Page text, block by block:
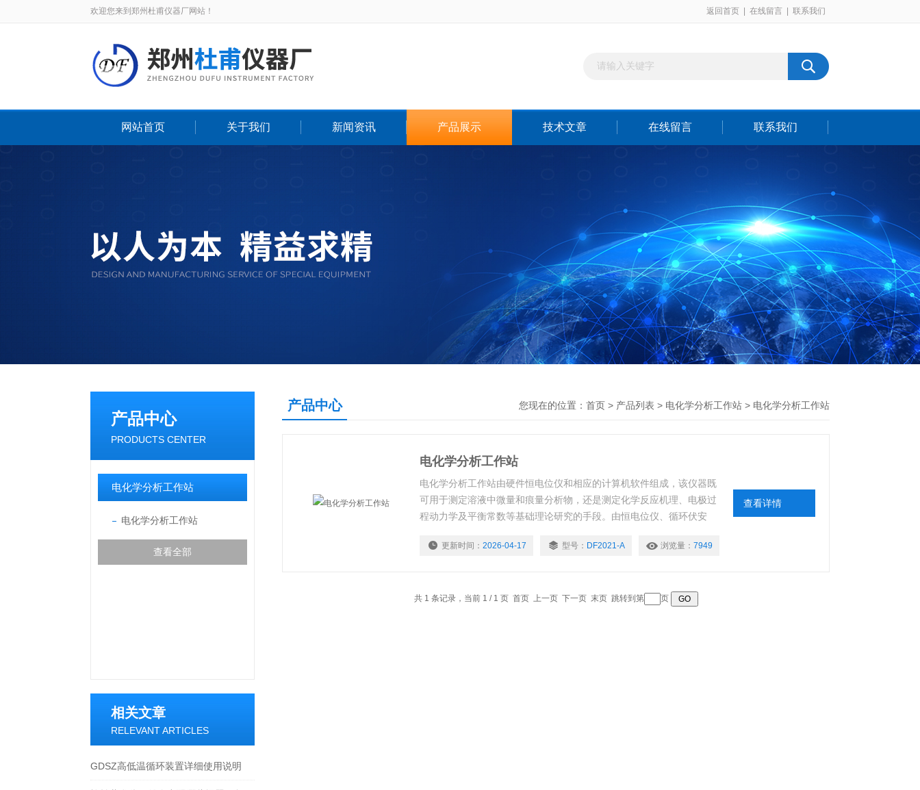
欢迎您来到郑州杜甫仪器厂网站！ 返回首页 在线留言 联系我们
网站首页 关于我们 新闻资讯 产品展示 技术文章 在线留言 联系我们
产品中心
PRODUCTS CENTER
电化学分析工作站
电化学分析工作站
查看全部
相关文章
RELEVANT ARTICLES
GDSZ高低温循环装置详细使用说明
产品中心 您现在的位置： 首页 > 产品列表 > 电化学分析工作站 > 电化学分析工作站
电化学分析工作站
电化学分析工作站由硬件恒电位仪和相应的计算机软件组成，该仪器既
可用于测定溶液中微量和痕量分析物，还是测定化学反应机理、电极过
程动力学及平衡常数等基础理论研究的手段。由恒电位仪、循环伏安
更新时间： 2026-04-17 型号： DF2021-A 浏览量： 7949
查看详情
共 1 条记录，当前 1 / 1 页 首页 上一页 下一页 末页 跳转到第 页